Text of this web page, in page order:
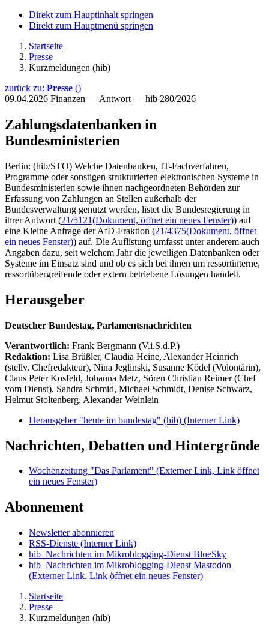
Direkt zum Hauptinhalt springen
Direkt zum Hauptmenü springen
Startseite
Presse
Kurzmeldungen (hib)
zurück zu: Presse ()
09.04.2026 Finanzen — Antwort — hib 280/2026
Zahlungsdatenbanken in
Bundesministerien
Berlin: (hib/STO) Welche Datenbanken, IT-Fachverfahren,
Programme oder sonstigen strukturierten elektronischen Systeme in
Bundesministerien sowie ihnen nachgeordneten Behörden zur
Erfassung von Zahlungen an Stellen außerhalb der
Bundesverwaltung genutzt werden, listet die Bundesregierung in
ihrer Antwort (21/5121(Dokument, öffnet ein neues Fenster)) auf
eine Kleine Anfrage der AfD-Fraktion (21/4375(Dokument, öffnet
ein neues Fenster)) auf. Die Auflistung umfasst unter anderem auch
Angaben dazu, seit welchem Jahr die jeweiligen Datenbanken oder
Systeme im Einsatz sind und ob es sich bei ihnen um ressortinterne,
ressortübergreifende oder extern betriebene Lösungen handelt.
Herausgeber
Deutscher Bundestag, Parlamentsnachrichten
Verantwortlich: Frank Bergmann (V.i.S.d.P.)
Redaktion: Lisa Brüßler, Claudia Heine, Alexander Heinrich
(stellv. Chefredakteur), Nina Jeglinski, Susanne Ködel (Volontärin),
Claus Peter Kosfeld, Johanna Metz, Sören Christian Reimer (Chef
vom Dienst), Sandra Schmid, Michael Schmidt, Denise Schwarz,
Helmut Stoltenberg, Alexander Weinlein
Herausgeber "heute im bundestag" (hib) (Interner Link)
Nachrichten, Debatten und Hintergründe
Wochenzeitung "Das Parlament" (Externer Link, Link öffnet
ein neues Fenster)
Abonnement
Newsletter abonnieren
RSS-Dienste (Interner Link)
hib_Nachrichten im Mikroblogging-Dienst BlueSky
hib_Nachrichten im Mikroblogging-Dienst Mastodon
(Externer Link, Link öffnet ein neues Fenster)
Startseite
Presse
Kurzmeldungen (hib)